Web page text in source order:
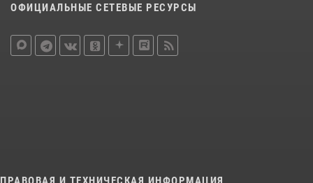
ОФИЦИАЛЬНЫЕ СЕТЕВЫЕ РЕСУРСЫ